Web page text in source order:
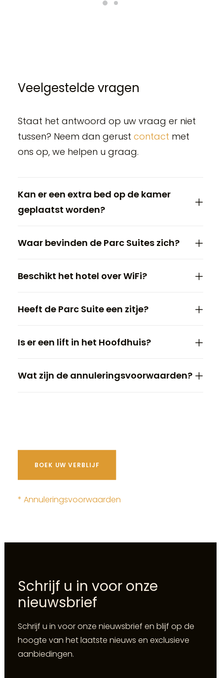
Veelgestelde vragen
Staat het antwoord op uw vraag er niet
tussen? Neem dan gerust contact met
ons op, we helpen u graag.
Kan er een extra bed op de kamer
geplaatst worden?
Waar bevinden de Parc Suites zich?
Beschikt het hotel over WiFi?
Heeft de Parc Suite een zitje?
Is er een lift in het Hoofdhuis?
Wat zijn de annuleringsvoorwaarden?
BOEK UW VERBLIJF
* Annuleringsvoorwaarden
Schrijf u in voor onze
nieuwsbrief
Schrijf u in voor onze nieuwsbrief en blijf op de
hoogte van het laatste nieuws en exclusieve
aanbiedingen.